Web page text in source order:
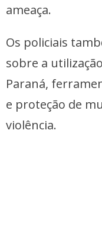
ameaça.
Os policiais
sobre a
Paraná,
e proteção de
violência.